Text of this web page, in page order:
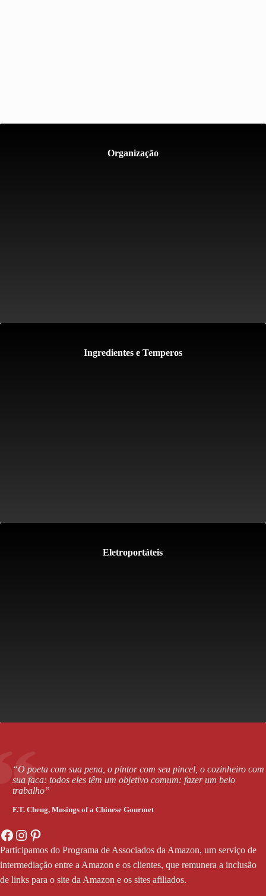
Organização
Ingredientes e Temperos
Eletroportáteis
“O poeta com sua pena, o pintor com seu pincel, o cozinheiro com
sua faca: todos eles têm um objetivo comum: fazer um belo
trabalho”
F.T. Cheng, Musings of a Chinese Gourmet
Facebook
Instagram
Pinterest
Participamos do Programa de Associados da Amazon, um serviço de
intermediação entre a Amazon e os clientes, que remunera a inclusão
de links para o site da Amazon e os sites afiliados.